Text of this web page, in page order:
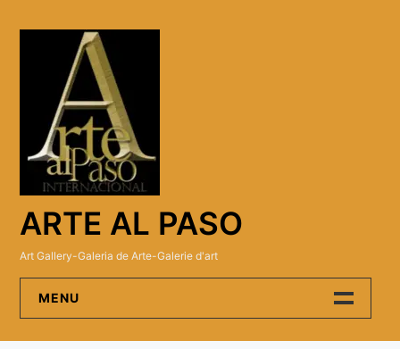
ARTE AL PASO
Art Gallery-Galeria de Arte-Galerie d'art
MENU